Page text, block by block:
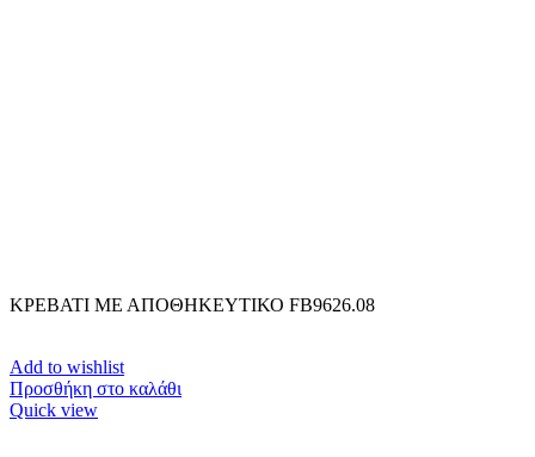
ΚΡΕΒΑΤΙ ΜΕ ΑΠΟΘΗΚΕΥΤΙΚΟ FB9626.08
Add to wishlist
Προσθήκη στο καλάθι
Quick view